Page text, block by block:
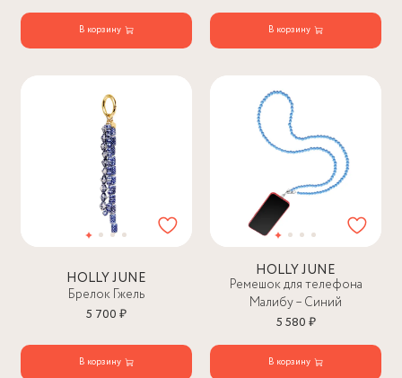
В корзину В корзину
HOLLY JUNE
Брелок Гжель
5 700 ₽
В корзину
HOLLY JUNE
Ремешок для телефона
Малибу – Синий
5 580 ₽
В корзину